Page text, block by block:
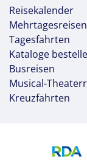
Reisekalender
Mehrtagesreisen
Tagesfahrten
Kataloge
Busreisen
Musical-
Kreuzfahrten